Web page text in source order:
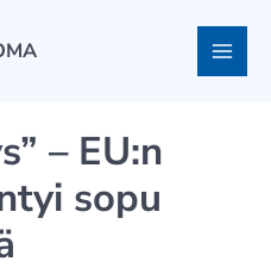
– EU:n
sopu